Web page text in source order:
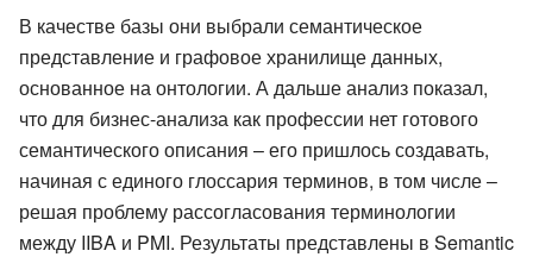
В качестве базы они выбрали семантическое
представление и графовое хранилище данных,
основанное на онтологии. А дальше анализ показал,
что для бизнес-анализа как профессии нет готового
семантического описания – его пришлось создавать,
начиная с единого глоссария терминов, в том числе –
решая проблему рассогласования терминологии
между IIBA и PMI. Результаты представлены в Semantic